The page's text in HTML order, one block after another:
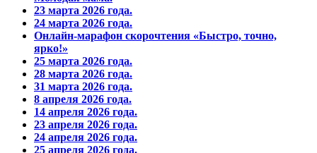
23 марта 2026 года.
24 марта 2026 года.
Онлайн-марафон скорочтения «Быстро, точно,
ярко!»
25 марта 2026 года.
28 марта 2026 года.
31 марта 2026 года.
8 апреля 2026 года.
14 апреля 2026 года.
23 апреля 2026 года.
24 апреля 2026 года.
25 апреля 2026 года.